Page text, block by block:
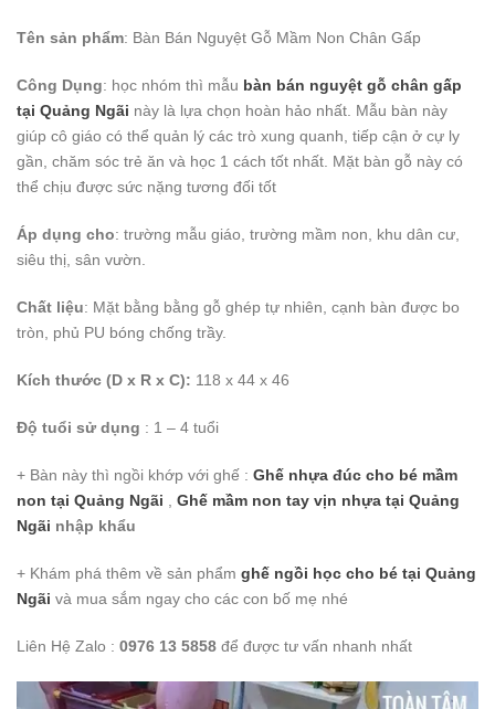
Tên sản phẩm: Bàn Bán Nguyệt Gỗ Mầm Non Chân Gấp
Công Dụng: học nhóm thì mẫu bàn bán nguyệt gỗ chân gấp
tại Quảng Ngãi này là lựa chọn hoàn hảo nhất. Mẫu bàn này
giúp cô giáo có thể quản lý các trò xung quanh, tiếp cận ở cự ly
gần, chăm sóc trẻ ăn và học 1 cách tốt nhất. Mặt bàn gỗ này có
thể chịu được sức nặng tương đối tốt
Áp dụng cho: trường mẫu giáo, trường mầm non, khu dân cư,
siêu thị, sân vườn.
Chất liệu: Mặt bằng bằng gỗ ghép tự nhiên, cạnh bàn được bo
tròn, phủ PU bóng chống trầy.
Kích thước (D x R x C): 118 x 44 x 46
Độ tuổi sử dụng : 1 – 4 tuổi
+ Bàn này thì ngồi khớp với ghế : Ghế nhựa đúc cho bé mầm
non tại Quảng Ngãi
Ghế mầm non tay vịn nhựa tại Quảng
Ngãi nhập khẩu
+ Khám phá thêm về sản phẩm ghế ngồi học cho bé tại Quảng
Ngãi và mua sắm ngay cho các con bố mẹ nhé
Liên Hệ Zalo : 0976 13 5858 để được tư vấn nhanh nhất